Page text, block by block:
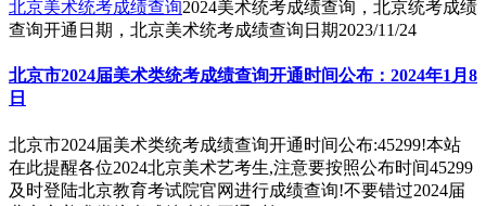
北京美术统考成绩查询2024美术统考成绩查询，北京统考成绩
查询开通日期，北京美术统考成绩查询日期2023/11/24
北京市2024届美术类统考成绩查询开通时间公布：2024年1月8
日
北京市2024届美术类统考成绩查询开通时间公布:45299!本站
在此提醒各位2024北京美术艺考生,注意要按照公布时间45299
及时登陆北京教育考试院官网进行成绩查询!不要错过2024届